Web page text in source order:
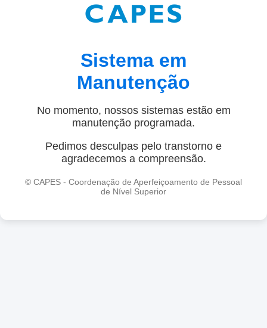
Sistema em
Manutenção
No momento, nossos sistemas estão em
manutenção programada.
Pedimos desculpas pelo transtorno e
agradecemos a compreensão.
© CAPES - Coordenação de Aperfeiçoamento de Pessoal
de Nível Superior